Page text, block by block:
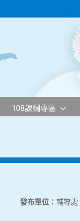
108課綱專區
發布單位： 輔導處